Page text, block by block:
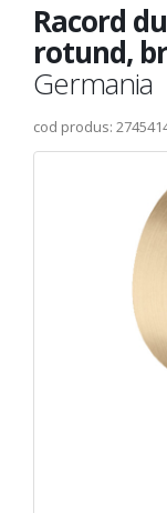
Racord
rotund,
Germania
cod produs: